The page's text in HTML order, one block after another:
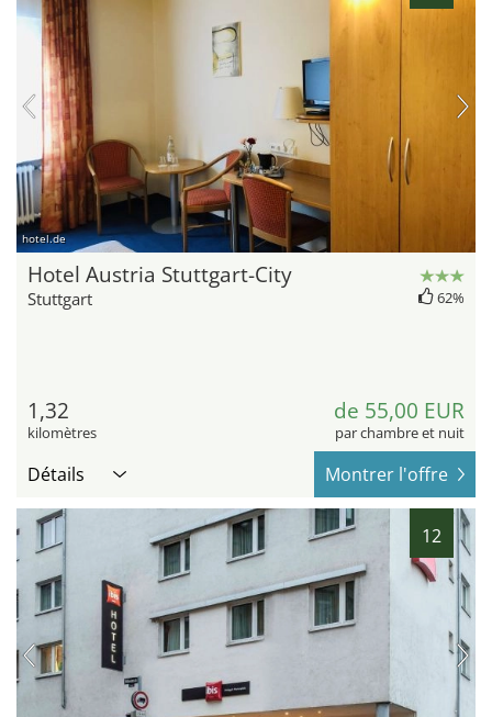
hotel.de
Hotel Austria Stuttgart-City
Stuttgart 62%
1,32
kilomètres
de 55,00 EUR
par chambre et nuit
Détails Montrer l'offre
12